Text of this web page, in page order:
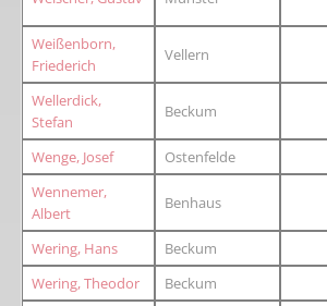
Weißenborn,
Friederich
Vellern
Wellerdick,
Stefan
Beckum
Wenge, Josef Ostenfelde
Wennemer,
Albert
Benhaus
Wering, Hans Beckum
Wering, Theodor
Beckum